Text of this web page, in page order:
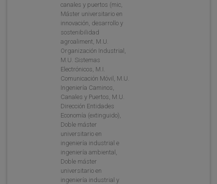
canales y puertos (mic,
Máster universitario en
innovación, desarrollo y
sostenibilidad
agroaliment, M.U.
Organización Industrial,
M.U. Sistemas
Electrónicos, M.I.
Comunicación Móvil, M.U.
Ingeniería Caminos,
Canales y Puertos, M.U.
Dirección Entidades
Economía (extinguido),
Doble máster
universitario en
ingeniería industrial e
ingeniería ambiental,
Doble máster
universitario en
ingeniería industrial y